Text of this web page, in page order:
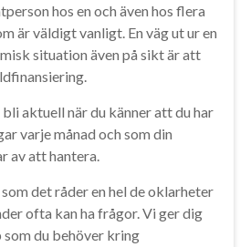
hos en och även hos flera
är väldigt vanligt. En väg ut ur en
situation även på sikt är att
aktuell när du känner att du har
varje månad och som din
av att hantera.
det råder en hel de oklarheter
ofta kan ha frågor. Vi ger dig
som du behöver kring